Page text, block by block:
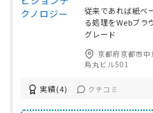
従来であれば紙ベ
る処理をWebブラ
グレード
京都府京都市
烏丸ビル501
実績(4) クチコミ